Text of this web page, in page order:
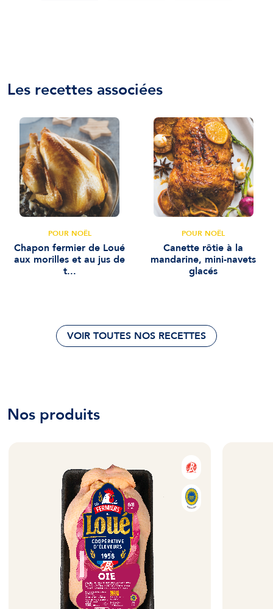
Les recettes associées
POUR NOËL
Chapon fermier de Loué
aux morilles et au jus de
t...
POUR NOËL
Canette rôtie à la
mandarine, mini-navets
glacés
VOIR TOUTES NOS RECETTES
Nos produits